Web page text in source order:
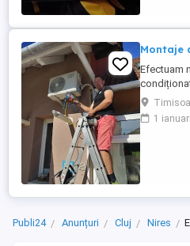
Montaje
Efectuam
experiență
garanția
1
Publi24 Anunțuri Cluj Nires